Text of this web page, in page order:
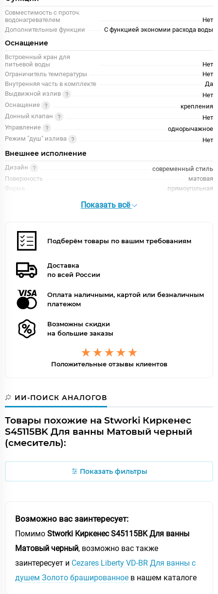
Совместимость с проточ.
водонагревателем
Нет
Дополнительные функции
С функцией экономии расхода воды
Оснащение
Встроенный кран для
питьевой воды
Нет
Ограничитель температуры
Нет
Внутренняя часть в комплекте
Да
Выдвижной излив
Нет
Оснащение
крепления
Донный клапан
Нет
Управление
однорычажное
Режим "душ" излива
Нет
Внешнее исполнение
Дизайн
современный стиль
Поверхность
матовая
Форма
прямоугольная
Показать всё
Подберём товары по вашим требованиям
Доставка
по всей России
Оплата наличными, картой или безналичным
платежом
Возможны скидки
на большие заказы
Положительные отзывы клиентов
ИИ-ПОИСК АНАЛОГОВ
Товары похожие на Stworki Киркенес
S45115BK Для ванны Матовый черный
(смеситель):
Показать фильтры
Возможно вас заинтересует:
Помимо Stworki Киркенес S45115BK Для ванны
Матовый черный, возможно вас также
заинтересует и Cezares Liberty VD-BR Для ванны с
душем Золото брашированное в нашем каталоге